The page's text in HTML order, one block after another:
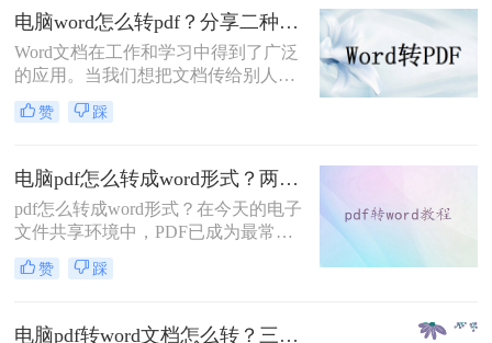
迎。在电脑上实现Word到PDF的转
换，有多种方法可供选择，无论是使
用Microsoft Word自带的功能，还是借
助专业的转换软件或在线工具，都能
轻松完成转换任务。那么word转pdf电
脑怎么转呢？本文将为您详细介绍几
电脑word怎么转pdf？分享二种文件格式转换方法
Word文档在工作和学习中得到了广泛
的应用。当我们想把文档传给别人，
不想修改文档内容时，我们会把word
转pdf，因为PDF文件格式稳定，观赏
法？当然，今天，小编就为大家介绍
一下电脑word怎么转pdf的方法，希望
家有所帮助。
赞 踩
电脑pdf怎么转成word形式？两种方法教你转换！
pdf怎么转成word形式？在今天的电子
文件共享环境中，PDF已成为最常用
的文件类型之一。PDF 文件格式可在
所有电子设备上显示，而不会影响其
文件格式，但在某些情况下，用户可
赞 踩
电脑pdf转word文档怎么转？三种操作方法分享给你！